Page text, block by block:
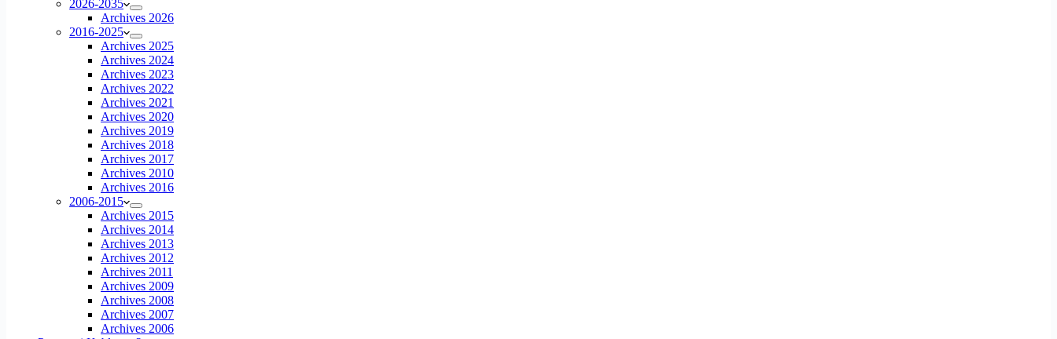
2026-2035
Archives 2026
2016-2025
Archives 2025
Archives 2024
Archives 2023
Archives 2022
Archives 2021
Archives 2020
Archives 2019
Archives 2018
Archives 2017
Archives 2010
Archives 2016
2006-2015
Archives 2015
Archives 2014
Archives 2013
Archives 2012
Archives 2011
Archives 2009
Archives 2008
Archives 2007
Archives 2006